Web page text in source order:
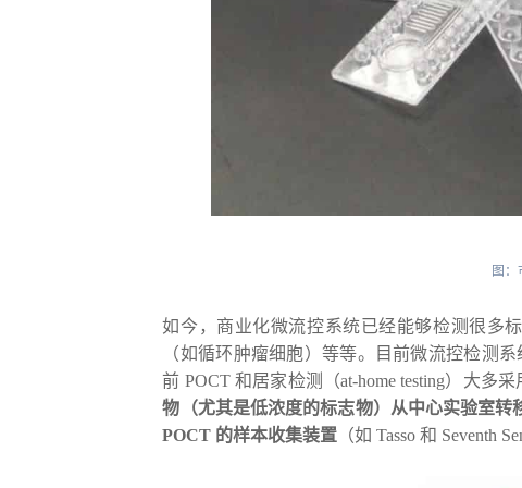
图：
如今，商业化微流控系统已经能够检测很多
（如循环肿瘤细胞）等等。目前微流控检测
前 POCT 和居家检测（at-home testing）大多
物（尤其是低浓度的标志物）从中心实验室转
POCT 的样本收集装置 （如 Tasso 和 Seventh